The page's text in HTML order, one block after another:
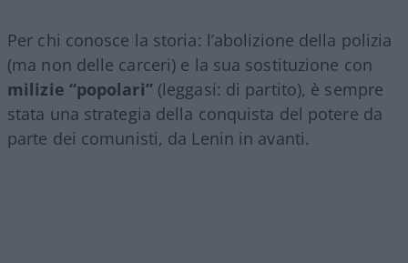
Per chi conosce la storia: l’abolizione della polizia
(ma non delle carceri) e la sua sostituzione con
milizie “popolari”(leggasi: di partito), è sempre
stata una strategia della conquista del potere da
parte dei comunisti, da Lenin in avanti.